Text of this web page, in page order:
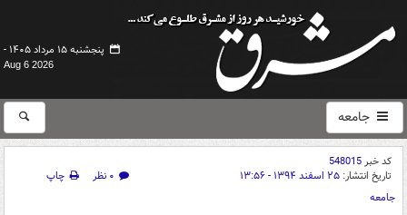
پنجشنبه ۱۵ مرداد ۱۴۰۵ -
Aug 6 2026
جامعه
کد خبر548015
تاریخ انتشار: ۲۵ اسفند ۱۳۹۴ - ۱۳:۵۶ ۰ نظر
چاپ
جامعه